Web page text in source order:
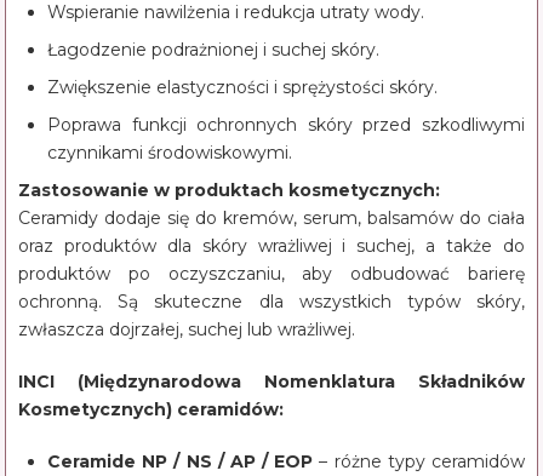
Wspieranie nawilżenia i redukcja utraty wody.
Łagodzenie podrażnionej i suchej skóry.
Zwiększenie elastyczności i sprężystości skóry.
Poprawa funkcji ochronnych skóry przed szkodliwymi
czynnikami środowiskowymi.
Zastosowanie w produktach kosmetycznych:
Ceramidy dodaje się do kremów, serum, balsamów do ciała
oraz produktów dla skóry wrażliwej i suchej, a także do
produktów po oczyszczaniu, aby odbudować barierę
ochronną. Są skuteczne dla wszystkich typów skóry,
zwłaszcza dojrzałej, suchej lub wrażliwej.
INCI (Międzynarodowa Nomenklatura Składników
Kosmetycznych) ceramidów:
Ceramide NP / NS / AP / EOP – różne typy ceramidów